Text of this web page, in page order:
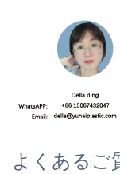
よくあるご